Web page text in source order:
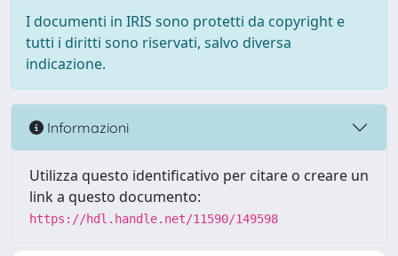
I documenti in IRIS sono protetti da copyright e
tutti i diritti sono riservati, salvo diversa
indicazione.
Informazioni
Utilizza questo identificativo per citare o creare un
link a questo documento:
https://hdl.handle.net/11590/149598